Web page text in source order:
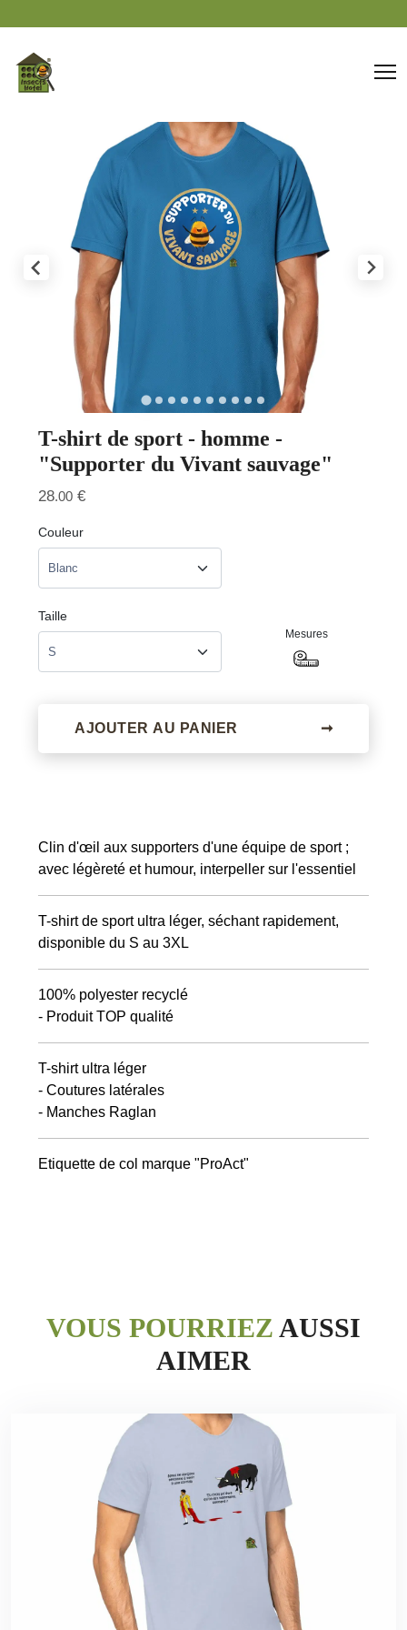
T-shirt de sport - homme -
"Supporter du Vivant sauvage"
28.00 €
Couleur
Taille
Mesures
AJOUTER AU PANIER ➞
Clin d'œil aux supporters d'une équipe de sport ;
avec légèreté et humour, interpeller sur l'essentiel
T-shirt de sport ultra léger, séchant rapidement,
disponible du S au 3XL
100% polyester recyclé
- Produit TOP qualité
T-shirt ultra léger
- Coutures latérales
- Manches Raglan
VOUS POURRIEZ AUSSI
AIMER